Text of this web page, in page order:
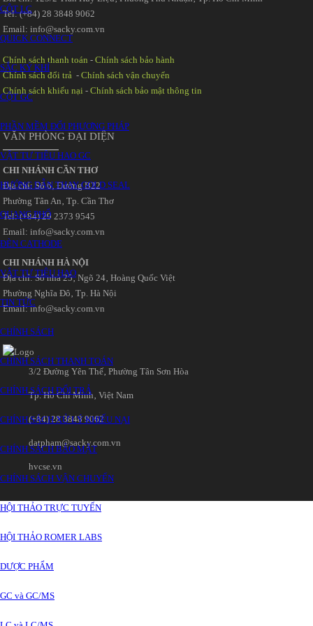
CỘT LC
QUICK CONNECT
SẮC KÝ KHÍ
CỘT GC
PHẦN MỀM ĐỔI PHƯƠNG PHÁP
VẬT TƯ TIÊU HAO GC
HƯỚNG DẪN THAY GOLD SEAL
QUANG PHỔ
ĐÈN CATHODE
VẬT TƯ TIÊU HAO
TIN TỨC
CHÍNH SÁCH
CHÍNH SÁCH THANH TOÁN
CHÍNH SÁCH ĐỔI TRẢ
CHÍNH SÁCH XỬ LÝ KHIẾU NẠI
CHÍNH SÁCH BẢO MẬT
CHÍNH SÁCH VẬN CHUYỂN
HỘI THẢO TRỰC TUYẾN
HỘI THẢO ROMER LABS
DƯỢC PHẨM
GC và GC/MS
Tel: (+84) 28 3848 9062
Email: info@sacky.com.vn
Chính sách thanh toán -Chính sách bảo hành
Chính sách đổi trả -Chính sách vận chuyển
Chính sách khiếu nại -Chính sách bảo mật thông tin
VĂN PHÒNG ĐẠI DIỆN
CHI NHÁNH CẦN THƠ
Địa chỉ: Số 6‚ Đường B22
Phường Tân An‚ Tp. Cần Thơ
Tel: (+84) 29 2373 9545
Email: info@sacky.com.vn
CHI NHÁNH HÀ NỘI
Địa chỉ: Số nhà 25‚ Ngõ 24‚ Hoàng Quốc Việt
Phường Nghĩa Đô‚ Tp. Hà Nội
Email: info@sacky.com.vn
3/2 Đường Yên Thế‚ Phường Tân Sơn Hòa
Tp. Hồ Chí Minh‚ Việt Nam
(+84) 28 3848 9062
datpham@sacky.com.vn
hvcse.vn